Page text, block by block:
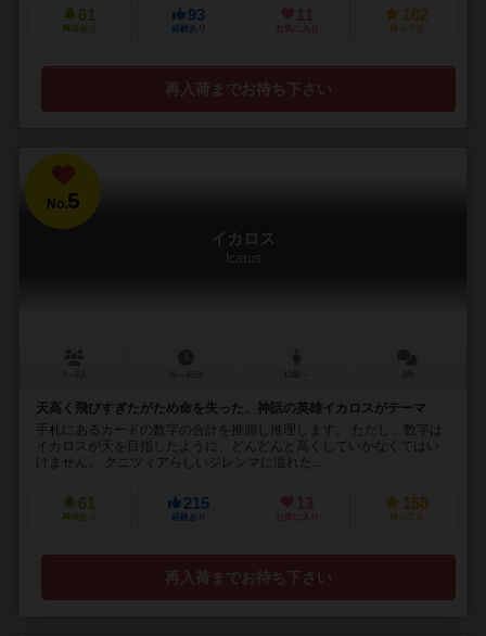
61
興味あり
93
経験あり
11
お気に入り
102
持ってる
再入荷までお待ち下さい
No.5
イカロス
Icarus
天高く飛びすぎたがため命を失った、神話の英雄イカロスがテーマ
手札にあるカードの数字の合計を推測し推理します。 ただし、数字は
イカロスが天を目指したように、どんどんと高くしていかなくてはい
けません。 クニツィアらしいジレンマに溢れた...
61
興味あり
215
経験あり
13
お気に入り
158
持ってる
再入荷までお待ち下さい